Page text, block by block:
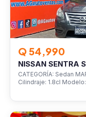
Q 54,990
NISSAN SENTRA
CATEGORÍA: Sedan
Cilindraje: 1.8cl